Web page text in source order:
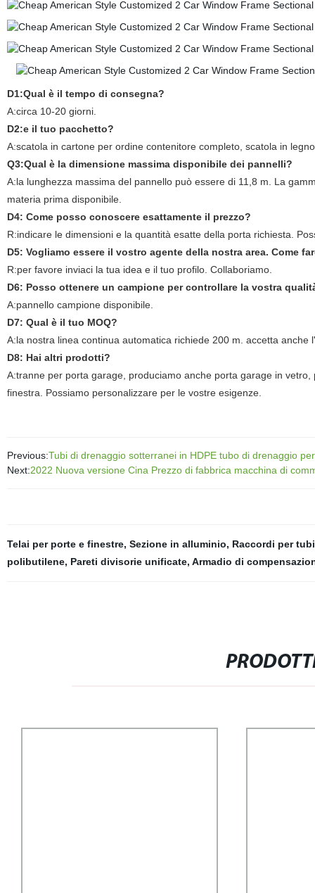
D1:Qual è il tempo di consegna?
A:circa 10-20 giorni.
D2:e il tuo pacchetto?
A:scatola in cartone per ordine contenitore completo, scatola in
Q3:Qual è la dimensione massima disponibile dei pannelli?
A:la lunghezza massima del pannello può essere di 11,8 m. La
materia prima disponibile.
D4: Come posso conoscere esattamente il prezzo?
R:indicare le dimensioni e la quantità esatte della porta richiesta.
D5: Vogliamo essere il vostro agente della nostra area. Come
R:per favore inviaci la tua idea e il tuo profilo. Collaboriamo.
D6: Posso ottenere un campione per controllare la vostra
A:pannello campione disponibile.
D7: Qual è il tuo MOQ?
A:la nostra linea continua automatica richiede 200 m. accetta anche
D8: Hai altri prodotti?
A:tranne per porta garage, produciamo anche porta garage in
finestra. Possiamo personalizzare per le vostre esigenze.
Previous:Tubi di drenaggio sotterranei in HDPE tubo di drenaggio
Next:2022 Nuova versione Cina Prezzo di fabbrica macchina di
Telai per porte e finestre, Sezione in alluminio, Raccordi per
polibutilene, Pareti divisorie unificate, Armadio di